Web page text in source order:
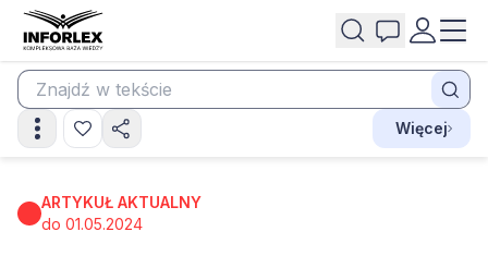
Więcej
ARTYKUŁ AKTUALNY
do 01.05.2024